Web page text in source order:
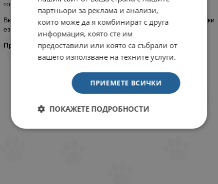
точно на тези изисквания.
Включена подорбна книжка за обучение и употреба на български
език!
Производител: The Company of Animals, Великобритания
партньори за реклама и анализи,
които може да я комбинират с друга
информация, която сте им
предоставили или която са събрали от
вашето използване на техните услуги.
ПРИЕМЕТЕ ВСИЧКИ
ПОКАЖЕТЕ ПОДРОБНОСТИ